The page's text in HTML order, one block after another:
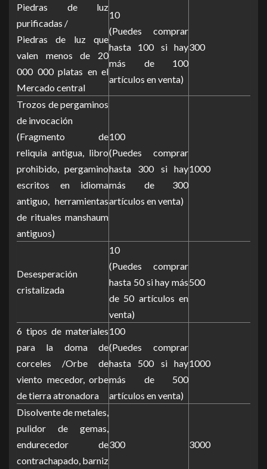
Piedras de luz
purificadas /
Piedras de luz que
valen menos de 20
000 000 platas en el
Mercado central
10
(Puedes comprar
hasta 100 si hay
más de 100
artículos en venta)
300
Trozos de pergaminos
de invocación
(Fragmento de
reliquia antigua, libro
prohibido, pergamino
escritos en idioma
antiguo, herramientas
de rituales manshaum
antiguos)
100
(Puedes comprar
hasta 300 si hay
más de 300
artículos en venta)
1000
Desesperación
cristalizada
10
(Puedes comprar
hasta 50 si hay más
de 50 artículos en
venta)
500
6 tipos de materiales
para la doma de
corceles /Orbe de
viento mecedor, orbe
de tierra atronadora
100
(Puedes comprar
hasta 500 si hay
más de 500
artículos en venta)
1000
Disolvente de metales,
pulidor de gemas,
endurecedor de
contrachapado, barniz
300 3000